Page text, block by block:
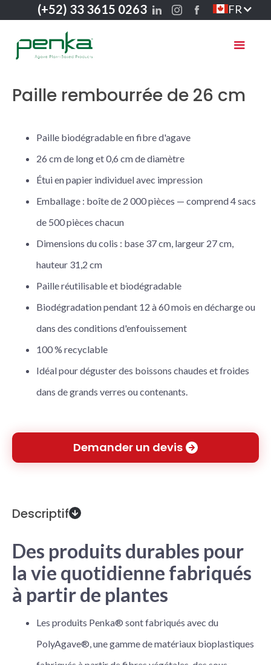
(+52) 33 3615 0263 FR
Paille rembourrée de 26 cm
Paille biodégradable en fibre d'agave
26 cm de long et 0,6 cm de diamètre
Étui en papier individuel avec impression
Emballage : boîte de 2 000 pièces — comprend 4 sacs
de 500 pièces chacun
Dimensions du colis : base 37 cm, largeur 27 cm,
hauteur 31,2 cm
Paille réutilisable et biodégradable
Biodégradation pendant 12 à 60 mois en décharge ou
dans des conditions d'enfouissement
100 % recyclable
Idéal pour déguster des boissons chaudes et froides
dans de grands verres ou contenants.
Demander un devis
Descriptif
Des produits durables pour
la vie quotidienne fabriqués
à partir de plantes
Les produits Penka® sont fabriqués avec du
PolyAgave®, une gamme de matériaux bioplastiques